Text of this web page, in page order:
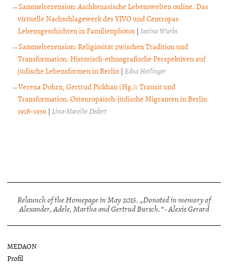
Sammelrezension: Aschkenasische Lebenswelten online. Das
virtuelle Nachschlagewerk des YIVO und Centropas
Lebensgeschichten in Familienphotos | Janina Wurbs
Sammelrezension: Religiosität zwischen Tradition und
Transformation. Historisch-ethnografische Perspektiven auf
jüdische Lebensformen in Berlin |Edna Herlinger
Verena Dohrn, Gertrud Pickhan (Hg.): Transit und
Transformation. Osteuropäisch-jüdische Migranten in Berlin
1918–1939 |Lina-Mareike Dedert
Relaunch of the Homepage in May 2015. „Donated in memory of
Alexander, Adele, Martha and Gertrud Bursch.“ - Alexis Gerard
MEDAON
Profil